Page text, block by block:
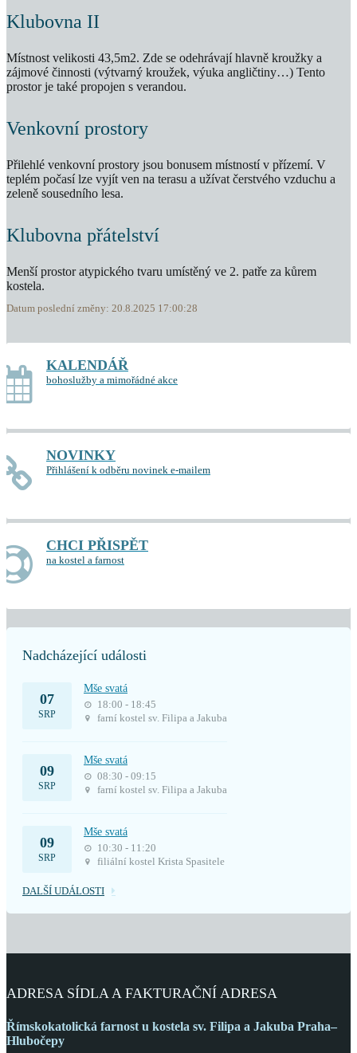
Klubovna II
Místnost velikosti 43,5m2. Zde se odehrávají hlavně kroužky a
zájmové činnosti (výtvarný kroužek, výuka angličtiny…) Tento
prostor je také propojen s verandou.
Venkovní prostory
Přilehlé venkovní prostory jsou bonusem místností v přízemí. V
teplém počasí lze vyjít ven na terasu a užívat čerstvého vzduchu a
zeleně sousedního lesa.
Klubovna přátelství
Menší prostor atypického tvaru umístěný ve 2. patře za kůrem
kostela.
Datum poslední změny: 20.8.2025 17:00:28
KALENDÁŘ
bohoslužby a mimořádné akce
NOVINKY
Přihlášení k odběru novinek e-mailem
CHCI PŘISPĚT
na kostel a farnost
Nadcházející události
07
SRP
Mše svatá
18:00 - 18:45
farní kostel sv. Filipa a Jakuba
09
SRP
Mše svatá
08:30 - 09:15
farní kostel sv. Filipa a Jakuba
09
SRP
Mše svatá
10:30 - 11:20
filiální kostel Krista Spasitele
DALŠÍ UDÁLOSTI
ADRESA SÍDLA A FAKTURAČNÍ ADRESA
Římskokatolická farnost u kostela sv. Filipa a Jakuba Praha–
Hlubočepy